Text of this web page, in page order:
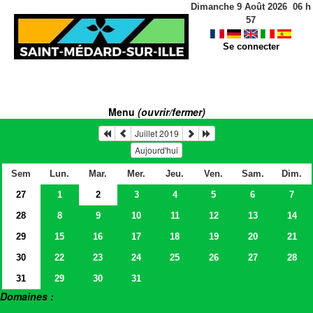
Dimanche 9 Août 2026 06 h
57
Se connecter
Menu (ouvrir/fermer)
Juillet 2019
Aujourd'hui
Sem Lun. Mar. Mer. Jeu. Ven. Sam.
Dim.
27
1 2 3 4 5 6
7
28
8 9 10 11 12 13
14
29
15 16 17 18 19 20
21
30
22 23 24 25 26 27
28
31
29 30 31
Domaines :